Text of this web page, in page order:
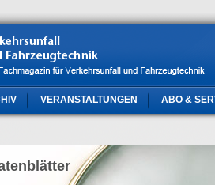
VERANSTALTUNGEN ABO &